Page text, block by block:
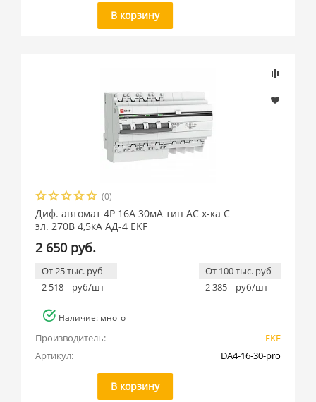
В корзину
(0)
Диф. автомат 4P 16А 30мА тип АС х-ка C
эл. 270В 4,5кА АД-4 EKF
2 650 руб.
От 25 тыс. руб
2 518
руб/шт
От 100 тыс. руб
2 385
руб/шт
Наличие: много
Производитель:
EKF
Артикул:
DA4-16-30-pro
В корзину